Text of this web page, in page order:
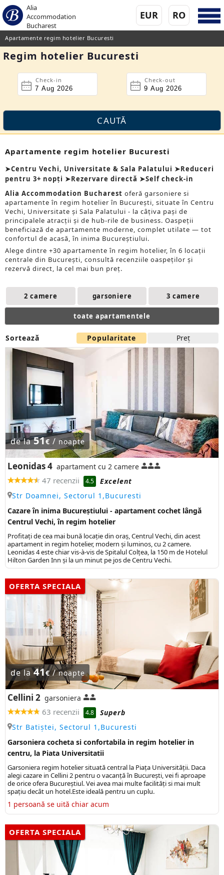
Alia
Accommodation
Bucharest
RO
EUR
Apartamente regim hotelier Bucuresti
Regim hotelier Bucuresti
Check-in Check-out
Apartamente regim hotelier Bucuresti
➤Centru Vechi, Universitate & Sala Palatului ➤Reduceri
pentru 3+ nopți ➤Rezervare directă ➤Self check-in
Alia Accommodation Bucharest oferă garsoniere si
apartamente în regim hotelier în București, situate în Centru
Vechi, Universitate și Sala Palatului - la câțiva pași de
principalele atracții și de hub-rile de business. Oaspeții
beneficiază de apartamente moderne, complet utilate — tot
confortul de acasă, în inima Bucureștiului.
Alege dintre +30 apartamente în regim hotelier, în 6 locații
centrale din București, consultă recenziile oaspeților și
rezervă direct, la cel mai bun preț.
2 camere garsoniere 3 camere
toate apartamentele
Sortează Popularitate Preţ
de la51€ / noapte
Leonidas 4 apartament cu 2 camere
47 recenzii 4.5
Excelent
Str Doamnei, Sectorul 1,Bucuresti
Cazare în inima Bucureștiului - apartament cochet lângă
Centrul Vechi, în regim hotelier
Profitați de cea mai bună locație din oraș, Centrul Vechi, din acest
apartament in regim hotelier, modern și luminos, cu 2 camere.
Leonidas 4 este chiar vis-à-vis de Spitalul Colțea, la 150 m de Hotelul
Hilton Garden Inn și la un minut pe jos de Centru Vechi.
OFERTA SPECIALA
de la41€/noapte
Cellini 2 garsoniera
63 recenzii 4.8
Superb
Str Batiștei, Sectorul 1,Bucuresti
Garsoniera cocheta si confortabila in regim hotelier in
centru, la Piata Universitatii
Garsoniera regim hotelier situată central la Piața Universității. Daca
alegi cazare in Cellini 2 pentru o vacanță în București, vei fi aproape
de orice ofera Bucureștiul. Vei avea mai multe facilități si mai mult
spațiu decât un hotel.Este ideală pentru un cuplu.
1 persoană se uită chiar acum
OFERTA SPECIALA